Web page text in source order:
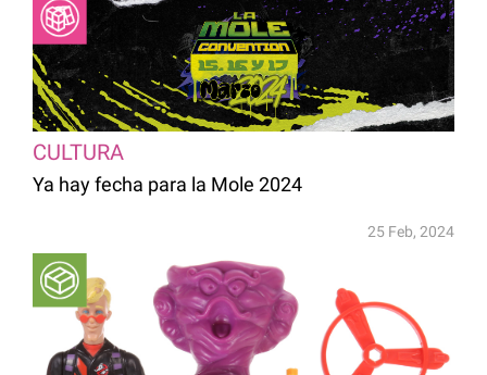
CULTURA
Ya hay fecha para la Mole 2024
25 Feb, 2024